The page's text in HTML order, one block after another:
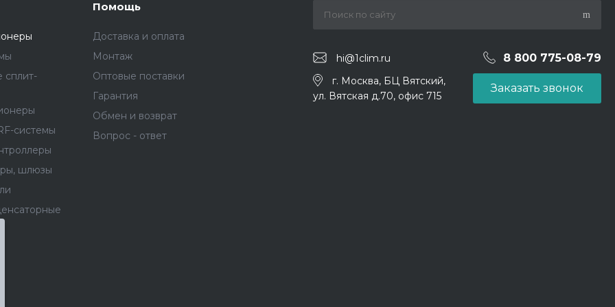
системы
шлюзы
Помощь
Доставка и оплата
Монтаж
Оптовые поставки
Гарантия
Обмен и возврат
Вопрос - ответ
hi@1clim.ru 8 800 775-08-79
г. Москва, БЦ Вятский,
ул. Вятская д.70, офис 715
Заказать звонок